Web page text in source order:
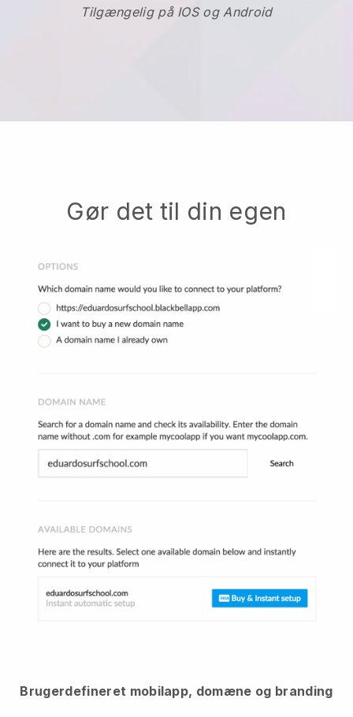
Tilgængelig på IOS og Android
Gør det til din egen
Brugerdefineret mobilapp, domæne og branding